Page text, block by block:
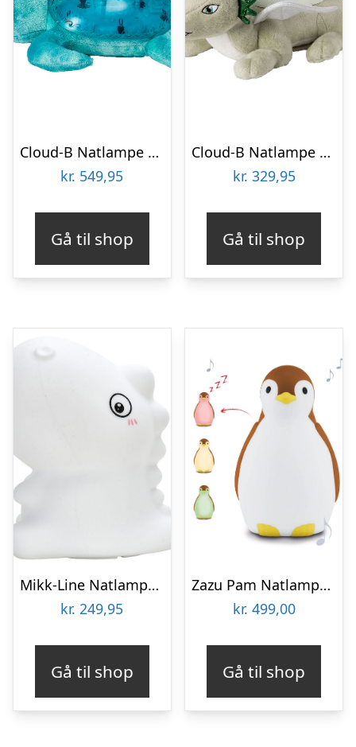
Cloud-B Natlampe m. Lyd – Tranquil Turtle – Aqua – Turkis
kr. 549,95
Gå til shop
Cloud-B Natlampe – Twilight Buddies – Drage
kr. 329,95
Gå til shop
Mikk-Line Natlampe – Dinosaur
kr. 249,95
Gå til shop
Zazu Pam Natlampe og søvntræner – Brun
kr. 499,00
Gå til shop